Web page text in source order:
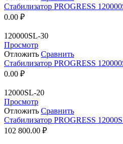
Стабилизатор PROGRESS
0.00 ₽
120000SL-30
Просмотр
Отложить Сравнить
Стабилизатор PROGRESS
0.00 ₽
12000SL-20
Просмотр
Отложить Сравнить
Стабилизатор PROGRESS
102 800.00 ₽